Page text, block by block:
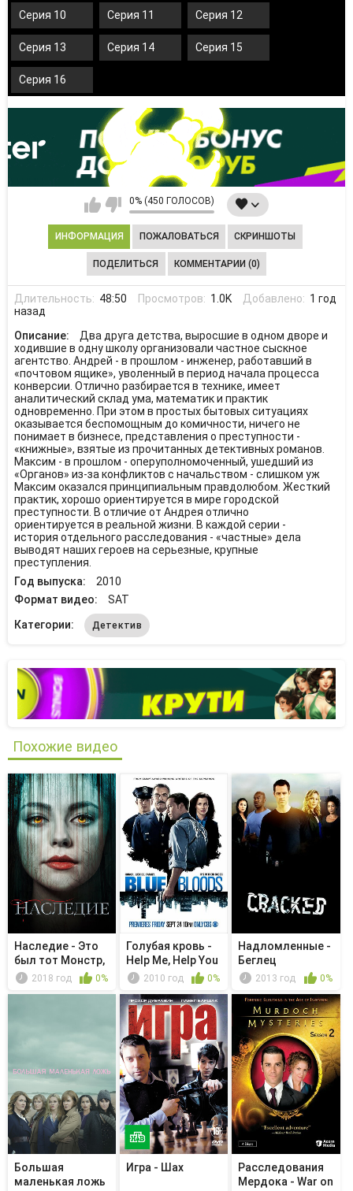
Серия 10 Серия 11 Серия 12
Серия 13 Серия 14 Серия 15
Серия 16
0% (450 ГОЛОСОВ)
ИНФОРМАЦИЯ ПОЖАЛОВАТЬСЯ СКРИНШОТЫ
ПОДЕЛИТЬСЯ КОММЕНТАРИИ (0)
Длительность: 48:50 Просмотров: 1.0K Добавлено: 1 год
назад
Описание:
Два друга детства, выросшие в одном дворе и
ходившие в одну школу организовали частное сыскное
агентство. Андрей - в прошлом - инженер, работавший в
«почтовом ящике», уволенный в период начала процесса
конверсии. Отлично разбирается в технике, имеет
аналитический склад ума, математик и практик
одновременно. При этом в простых бытовых ситуациях
оказывается беспомощным до комичности, ничего не
понимает в бизнесе, представления о преступности -
«книжные», взятые из прочитанных детективных романов.
Максим - в прошлом - оперуполномоченный, ушедший из
«Органов» из-за конфликтов с начальством - слишком уж
Максим оказался принципиальным правдолюбом. Жесткий
практик, хорошо ориентируется в мире городской
преступности. В отличие от Андрея отлично
ориентируется в реальной жизни. В каждой серии -
история отдельного расследования - «частные» дела
выводят наших героев на серьезные, крупные
преступления.
Год выпуска:
2010
Формат видео:
SAT
Категории:
Детектив
Похожие видео
Наследие - Это
был тот Монстр,
которо...
2018 год 0%
Голубая кровь -
Help Me, Help You
2010 год 0%
Надломленные -
Беглец
2013 год 0%
Большая
маленькая ложь
Игра - Шах
Расследования
Мердока - War on